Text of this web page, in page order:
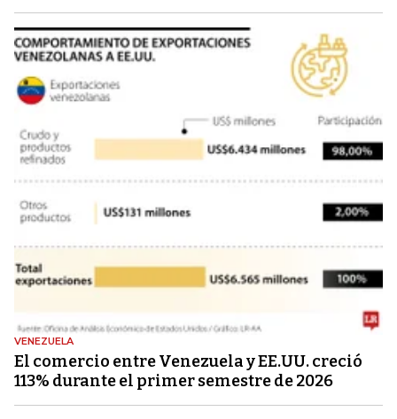
VENEZUELA
El comercio entre Venezuela y EE.UU. creció
113% durante el primer semestre de 2026